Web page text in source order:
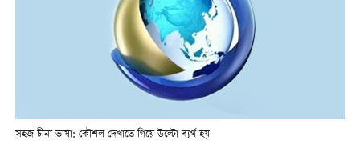
সহজ চীনা ভাষা: কৌশল দেখাতে গিয়ে উল্টো ব্যর্থ হয়